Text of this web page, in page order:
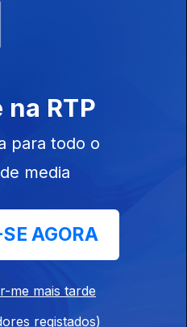
Ep. 20
Ep. 21
Atletas de Ouro
RTP
para todo o
media
AGORA
me mais tarde
registados)